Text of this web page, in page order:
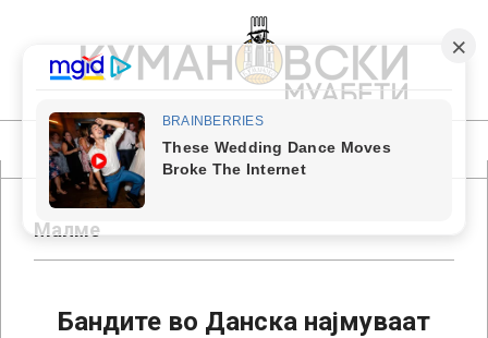
content
КУМАНОВСКИ
МУАБЕТИ
Primary
Navigation
MenuМалме
Бандите во Данска најмуваат